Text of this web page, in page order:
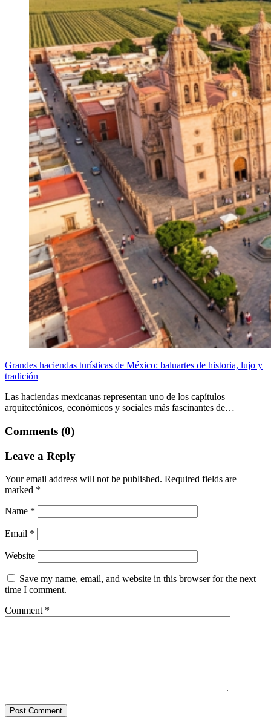
Grandes haciendas turísticas de México: baluartes de historia, lujo y
tradición
Las haciendas mexicanas representan uno de los capítulos
arquitectónicos, económicos y sociales más fascinantes de…
Comments (0)
Leave a Reply
Your email address will not be published. Required fields are
marked *
Name *
Email *
Website
Save my name, email, and website in this browser for the next
time I comment.
Comment *